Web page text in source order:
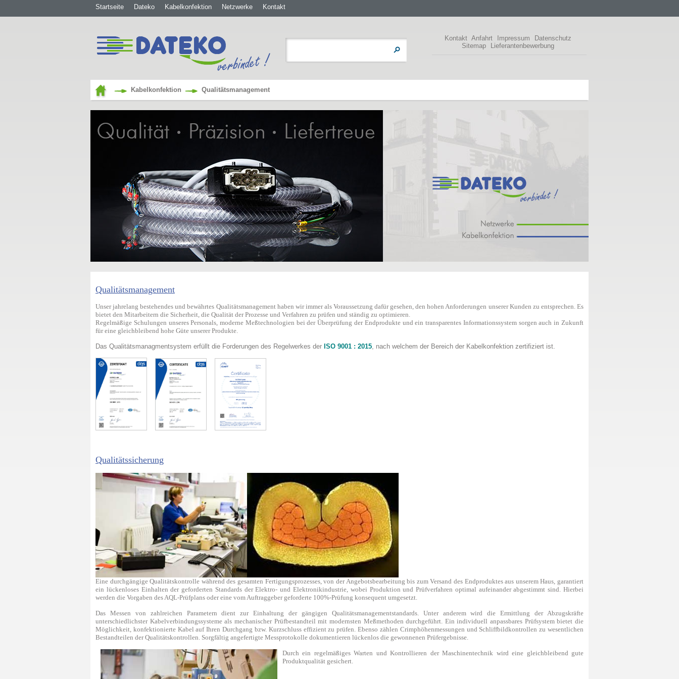
Startseite Dateko Kabelkonfektion Netzwerke Kontakt
Kontakt Anfahrt Impressum
Datenschutz
Sitemap
Lieferantenbewerbung
Kabelkonfektion Qualitätsmanagement
Qualitätsmanagement
Unser jahrelang bestehendes und bewährtes Qualitätsmanagement haben wir immer als Voraussetzung dafür gesehen, den hohen Anforderungen unserer Kunden zu entsprechen. Es
bietet den Mitarbeitern die Sicherheit, die Qualität der Prozesse und Verfahren zu prüfen und ständig zu optimieren.
Regelmäßige Schulungen unseres Personals, moderne Meßtechnologien bei der Überprüfung der Endprodukte und ein transparentes Informationssystem sorgen auch in Zukunft
für eine gleichbleibend hohe Güte unserer Produkte.
Das Qualitätsmanagmentsystem erfüllt die Forderungen des Regelwerkes der ISO 9001 : 2015, nach welchem der Bereich der Kabelkonfektion zertifiziert ist.
Qualitätssicherung
Eine durchgängige Qualitätskontrolle während des gesamten Fertigungsprozesses, von der Angebotsbearbeitung bis zum Versand des Endproduktes aus unserem Haus, garantiert
ein lückenloses Einhalten der geforderten Standards der Elektro- und Elektronikindustrie, wobei Produktion und Prüfverfahren optimal aufeinander abgestimmt sind. Hierbei
werden die Vorgaben des AQL-Prüfplans oder eine vom Auftraggeber geforderte 100%-Prüfung konsequent umgesetzt.
Das Messen von zahlreichen Parametern dient zur Einhaltung der gängigen Qualitätsmanagementstandards. Unter anderem wird die Ermittlung der Abzugskräfte
unterschiedlichster Kabelverbindungssysteme als mechanischer Prüfbestandteil mit modernsten Meßmethoden durchgeführt. Ein individuell anpassbares Prüfsystem bietet die
Möglichkeit, konfektionierte Kabel auf Ihren Durchgang bzw. Kurzschluss effizient zu prüfen. Ebenso zählen Crimphöhenmessungen und Schliffbildkontrollen zu wesentlichen
Bestandteilen der Qualitätskontrollen. Sorgfältig angefertigte Messprotokolle dokumentieren lückenlos die gewonnenen Prüfergebnisse.
Durch ein regelmäßiges Warten und Kontrollieren der Maschinentechnik wird eine gleichbleibend gute
Produktqualität gesichert.